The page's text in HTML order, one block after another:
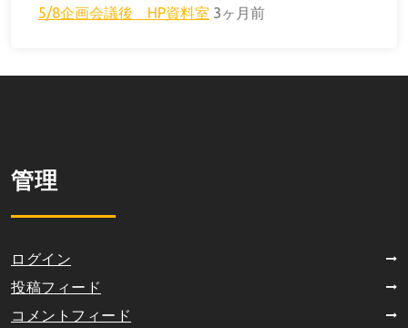
5/8企画会議後 HP資料室 3ヶ月前
管理
ログイン
投稿フィード
コメントフィード